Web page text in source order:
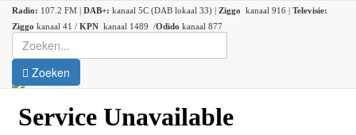
Radio: 107.2 FM | DAB+: kanaal 5C (DAB lokaal 33) | Ziggo kanaal 916 | Televisie:
Ziggo kanaal 41 / KPN kanaal 1489 /Odido kanaal 877
Zoeken